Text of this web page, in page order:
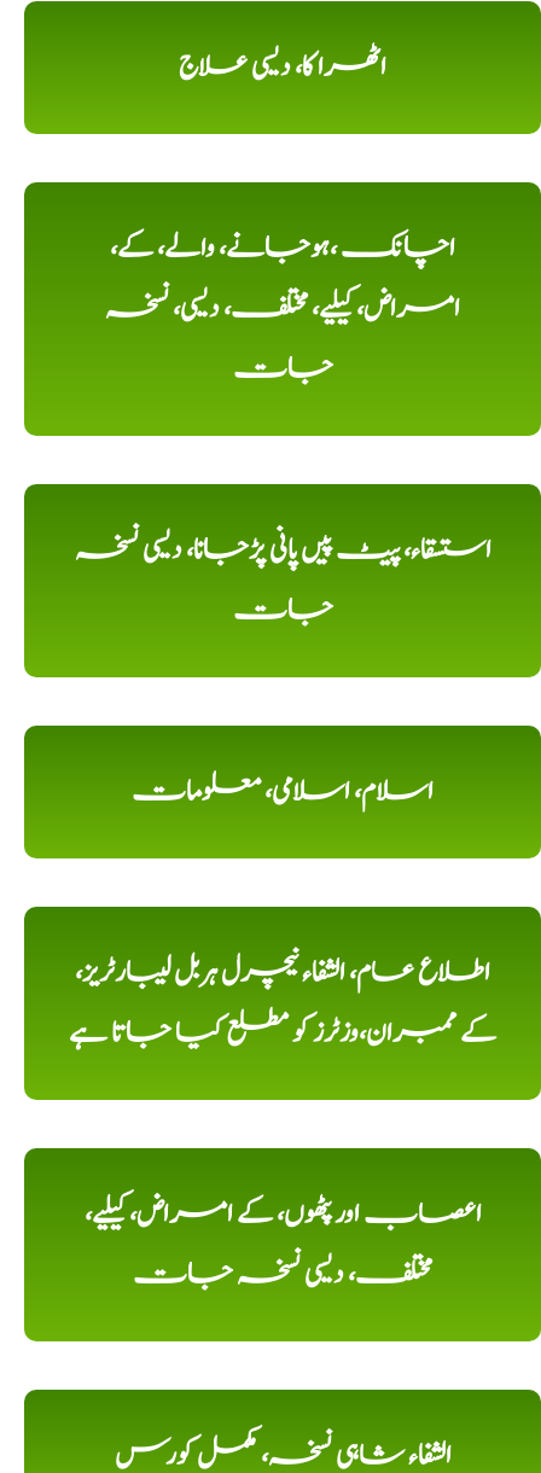
اٹھرا کا، دیسی علاج
اچانک ،ہوجانے، والے، کے،
امراض، کیلیے، مختلف، دیسی، نسخہ
جات
استسقاء، پیٹ پیں پانی پڑجانا، دیسی نسخہ
جات
اسلام، اسلامی، معلومات
اطلاع عام، الشفاء نیچرل ہربل لیبارٹریز،
کے ممبران،وزٹرز کو مطلع کیا جاتا ہے
اعصاب اور پٹھوں، کے امراض، کیلیے،
مختلف، دیسی نسخہ جات
الشفاء شاہی نسخہ، مکمل کورس